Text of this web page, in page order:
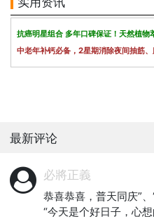
抗癌明星组合 多年口碑保证！天然植物
中老年补钙必备，2星期消除夜间抽筋
最新评论
必將正義
恭喜恭喜，普天同庆”
“今天是个好日子，心